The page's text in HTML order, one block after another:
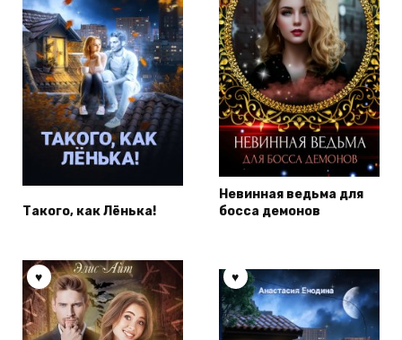
Такого, как Лёнька!
Невинная ведьма для
босса демонов